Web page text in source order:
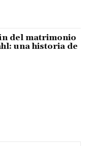
del matrimonio
una historia de